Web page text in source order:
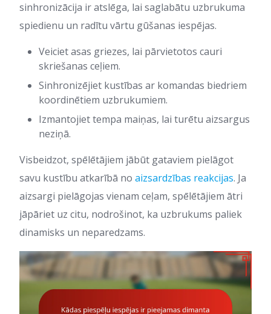
sinhronizācija ir atslēga, lai saglabātu uzbrukuma
spiedienu un radītu vārtu gūšanas iespējas.
Veiciet asas griezes, lai pārvietotos cauri
skriešanas ceļiem.
Sinhronizējiet kustības ar komandas biedriem
koordinētiem uzbrukumiem.
Izmantojiet tempa maiņas, lai turētu aizsargus
neziņā.
Visbeidzot, spēlētājiem jābūt gataviem pielāgot
savu kustību atkarībā no aizsardzības reakcijas. Ja
aizsargi pielāgojas vienam ceļam, spēlētājiem ātri
jāpāriet uz citu, nodrošinot, ka uzbrukums paliek
dinamisks un neparedzams.